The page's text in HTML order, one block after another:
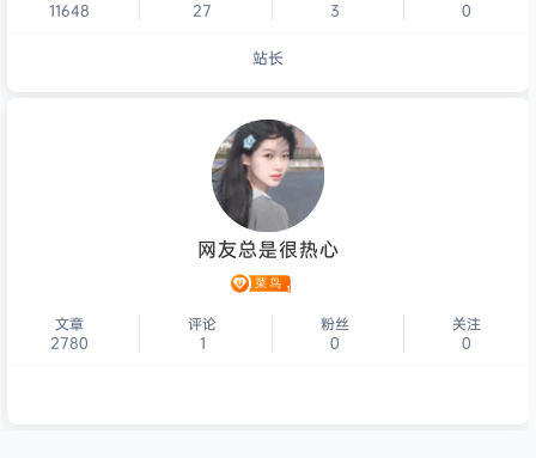
11648
27
3
0
站长
个人主页
网友总是很热心
文章
2780
评论
1
粉丝
0
关注
0